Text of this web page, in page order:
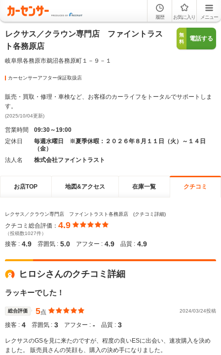
履歴 お気に入り メニュー
レクサス／クラウン専門店 ファイントラス
ト各務原店
岐阜県各務原市鵜沼各務原町１－９－１
無
料
電話する
カーセンサーアフター保証取扱店
販売・買取・修理・車検など、お客様のカーライフをトータルでサポートしま
す。
(2025/10/04更新)
営業時間
09:30～19:00
定休日
毎週水曜日 ※夏季休暇：２０２６年８月１１日（火）～１４日
（金）
法人名
株式会社ファイントラスト
お店TOP 地図&アクセス 在庫一覧 クチコミ
レクサス／クラウン専門店 ファイントラスト各務原店 (クチコミ詳細)
クチコミ総合評価： 4.9
（投稿数1027件）
接客 : 4.9 雰囲気 : 5.0 アフター : 4.9 品質 : 4.9
ヒロシさんのクチコミ詳細
ラッキーでした！
総合評価 5点 2024/03/24投稿
接客 : 4 雰囲気 : 3 アフター : ‐ 品質 : 3
レクサスのGSを見に来たのですが、程度の良いESに出会い、速攻購入を決め
ました。 販売員さんの笑顔も、購入の決め手になりました。